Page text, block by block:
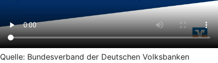
Quelle: Bundesverband der Deutschen Volksbanken